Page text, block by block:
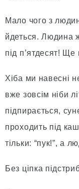
Мало чого з
йдеться. Людина
під п’ятдесят!
Хіба ми навесні
вже зовсім ніби
підпирається,
проходить під
тільки: “пук!”, а
Без ціпка